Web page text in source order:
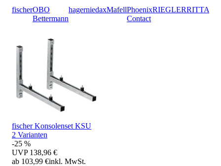
fischerOBO
Bettermann
hagerniedaxMafellPhoenix
Contact
RIEGLERRITTAL
fischer Konsolenset KSU
2 Varianten
-25 %
UVP 138,96 €
ab 103,99 €inkl. MwSt.